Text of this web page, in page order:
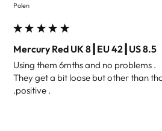
Polen
Mercury Red UK 8┃EU 42┃US 8.5
Using them 6mths and no problems .
They get a bit loose but other than
.positive .